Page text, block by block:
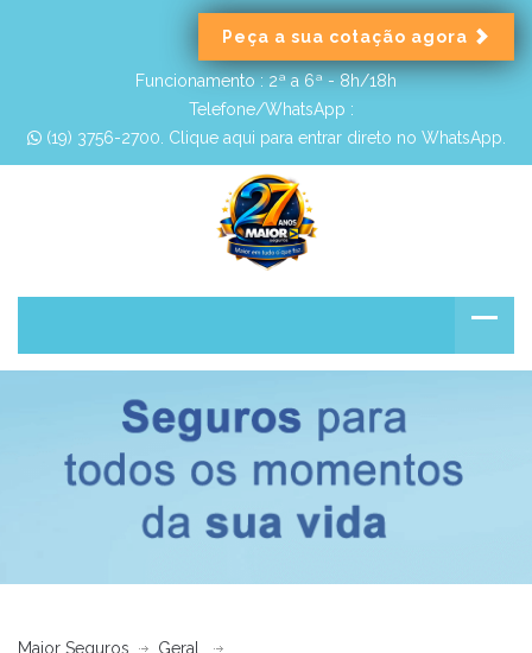
Peça a sua cotação agora
Funcionamento :2ª a 6ª - 8h/18h
Telefone/WhatsApp :
(19) 3756-2700. Clique aqui para entrar direto no WhatsApp.
Maior Seguros
Geral